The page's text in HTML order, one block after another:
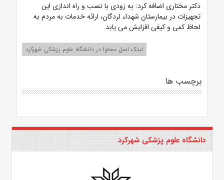
دکتر مختاری اضافه کرد: به زودی با نصب و راه اندازی این
تجهیزات در بیمارستان شهداء لردگان، ارائه خدمات به مردم به
لحاظ کمی و کیفی افزایش می یابد.
لینک اصل محتوا در دانشگاه علوم پزشکی شهرکرد
برچسب ها
دانشگاه علوم پزشکی شهرکرد